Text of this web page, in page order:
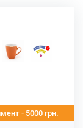
- 5000 грн.